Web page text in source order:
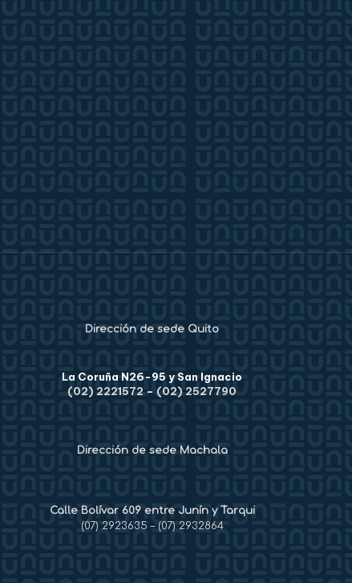
Dirección de sede Quito
La Coruña N26-95 y San Ignacio
(02) 2221572 – (02) 2527790
Dirección de sede Machala
Calle Bolívar 609 entre Junín y Tarqui
(07) 2923635 – (07) 2932864